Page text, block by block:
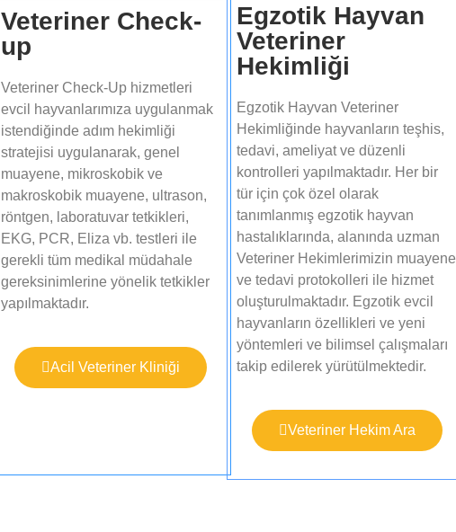
Veteriner Check-
up​
Veteriner Check-Up hizmetleri
evcil hayvanlarımıza uygulanmak
istendiğinde adım hekimliği
stratejisi uygulanarak, genel
muayene, mikroskobik ve
makroskobik muayene, ultrason,
röntgen, laboratuvar tetkikleri,
EKG, PCR, Eliza vb. testleri ile
gerekli tüm medikal müdahale
gereksinimlerine yönelik tetkikler
yapılmaktadır.​
Acil Veteriner Kliniği
Egzotik Hayvan
Veteriner
Hekimliği
Egzotik Hayvan Veteriner
Hekimliğinde hayvanların teşhis,
tedavi, ameliyat ve düzenli
kontrolleri yapılmaktadır. Her bir
tür için çok özel olarak
tanımlanmış egzotik hayvan
hastalıklarında, alanında uzman
Veteriner Hekimlerimizin muayene
ve tedavi protokolleri ile hizmet
oluşturulmaktadır. Egzotik evcil
hayvanların özellikleri ve yeni
yöntemleri ve bilimsel çalışmaları
takip edilerek yürütülmektedir.​
Veteriner Hekim Ara